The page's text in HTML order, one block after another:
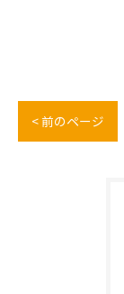
< 前のページ